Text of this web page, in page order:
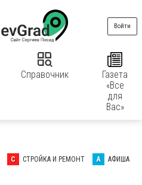
Справочник
Газета
«Все
для
Вас»
Войти
С СТРОЙКА И РЕМОНТ А АФИША